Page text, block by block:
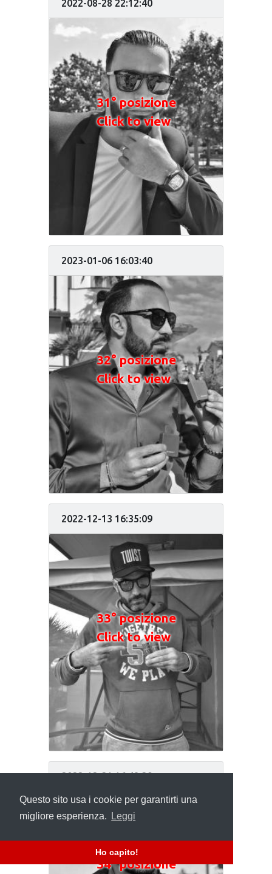
Questo sito usa i cookie per garantirti una
migliore esperienza.
Leggi
Ho capito!
2022-08-28 22:12:40
31° posizione
Click to view
2023-01-06 16:03:40
32° posizione
Click to view
2022-12-13 16:35:09
33° posizione
Click to view
2022-12-31 16:48:39
34° posizione